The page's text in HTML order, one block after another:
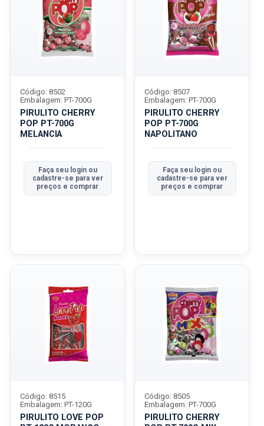
PIRULITO CHERRY
POP PT-700G
MELANCIA
Código: 8502
Embalagem: PT-700G
Faça seu login ou
cadastre-se para ver
preços e comprar
PIRULITO CHERRY
POP PT-700G
NAPOLITANO
Código: 8507
Embalagem: PT-700G
Faça seu login ou
cadastre-se para ver
preços e comprar
PIRULITO LOVE POP
Código: 8515
Embalagem: PT-120G
PIRULITO CHERRY
Código: 8505
Embalagem: PT-700G